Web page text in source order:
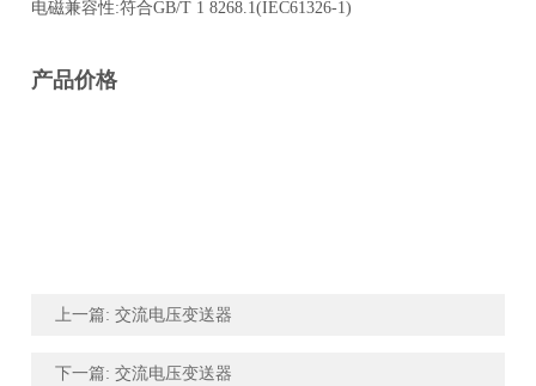
电磁兼容性:符合GB/T 1 8268.1(IEC61326-1)
产品价格
上一篇: 交流电压变送器
下一篇: 交流电压变送器